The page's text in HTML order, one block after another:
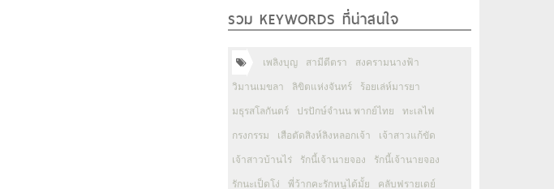
รวม KEYWORDS ที่น่าสนใจ
เพลิงบุญ สามีตีตรา สงครามนางฟ้า
วิมานเมขลา ลิขิตแห่งจันทร์ ร้อยเล่ห์มารยา
มธุรสโลกันตร์ ปรปักษ์จำนน พากย์ไทย ทะเลไฟ
กรงกรรม เสือตัดสิงห์ลิงหลอกเจ้า เจ้าสาวแก้ขัด
เจ้าสาวบ้านไร่ รักนี้เจ้านายจอง รักนี้เจ้านายจอง
รักนะเป็ดโง่ พี่ว้ากคะรักหนูได้มั้ย คลับฟรายเดย์